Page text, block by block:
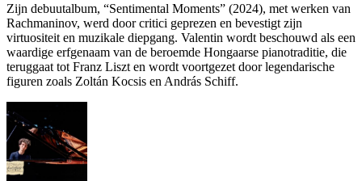
Zijn debuutalbum, “Sentimental Moments” (2024), met werken van
Rachmaninov, werd door critici geprezen en bevestigt zijn
virtuositeit en muzikale diepgang. Valentin wordt beschouwd als een
waardige erfgenaam van de beroemde Hongaarse pianotraditie, die
teruggaat tot Franz Liszt en wordt voortgezet door legendarische
figuren zoals Zoltán Kocsis en András Schiff.